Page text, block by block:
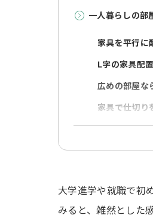
一人暮らしの部
家具を平行に
L字の家具配
広めの部屋な
家具で仕切り
狭い部屋を少
ベッド
テレビ台（テ
大学進学や就職で初
みると、雑然とした